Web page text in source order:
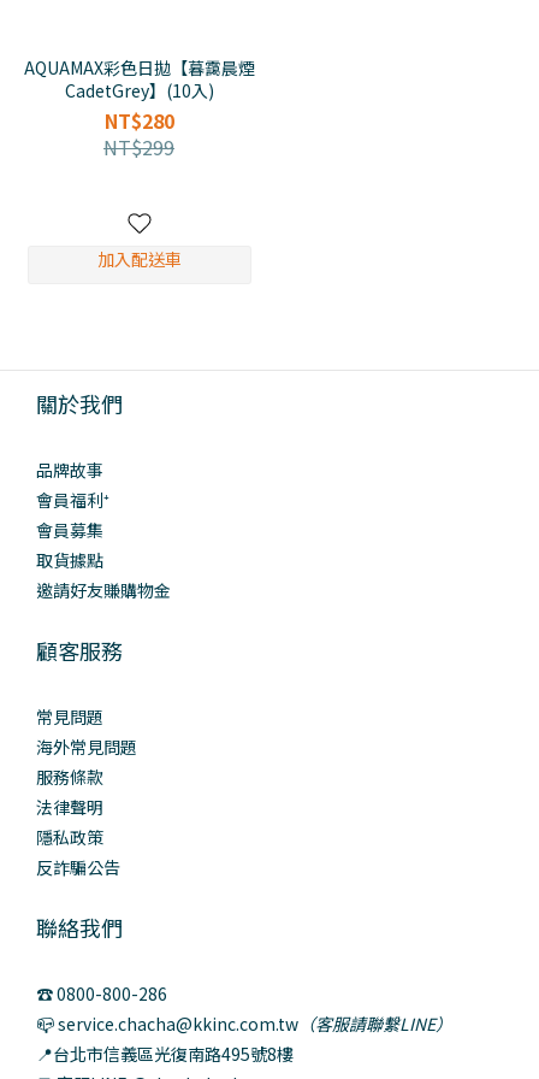
AQUAMAX彩色日拋【暮靄晨煙
CadetGrey】(10入)
NT$280
NT$299
加入配送車
關於我們
品牌故事
會員福利⁺
會員募集
取貨據點
邀請好友賺購物金
顧客服務
常見問題
海外常見問題
服務條款
法律聲明
隱私政策
反詐騙公告
聯絡我們
☎️ 0800-800-286
📪 service.chacha@kkinc.com.tw （客服請聯繫LINE）
📍台北市信義區光復南路495號8樓